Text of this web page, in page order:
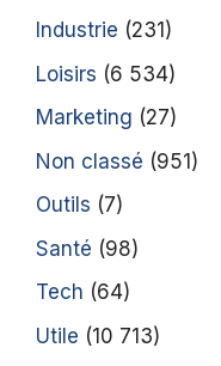
Industrie (231)
Loisirs (6 534)
Marketing (27)
Non classé (951)
Outils (7)
Santé (98)
Tech (64)
Utile (10 713)